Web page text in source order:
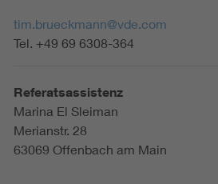
tim.brueckmann@vde.com
Tel. +49 69 6308-364
Referatsassistenz
Marina El Sleiman
Merianstr. 28
63069 Offenbach am Main